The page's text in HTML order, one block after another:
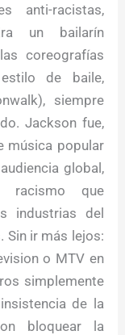
anti-racistas,
un bailarín
coreografías
de baile,
siempre
Jackson fue,
música popular
global,
que
industrias del
Sin ir más lejos:
o MTV en
simplemente
de la
bloquear la